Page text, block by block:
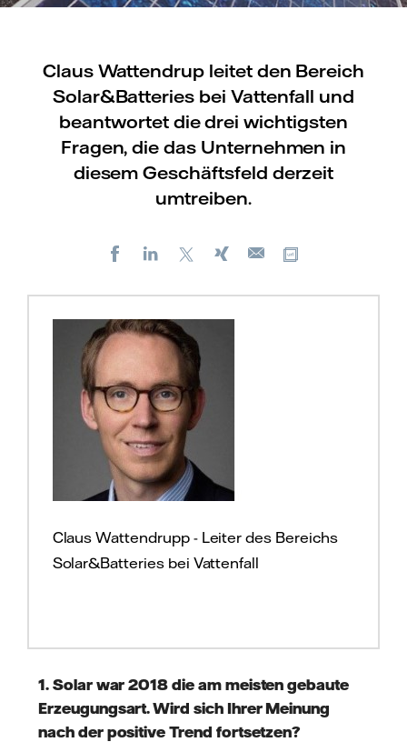
Claus Wattendrup leitet den Bereich
Solar&Batteries bei Vattenfall und
beantwortet die drei wichtigsten
Fragen, die das Unternehmen in
diesem Geschäftsfeld derzeit
umtreiben.
FacebookLinkedIn Xing
E-
Claus Wattendrupp - Leiter des Bereichs
Solar&Batteries bei Vattenfall
1. Solar war 2018 die am meisten gebaute
Erzeugungsart. Wird sich Ihrer Meinung
nach der positive Trend fortsetzen?